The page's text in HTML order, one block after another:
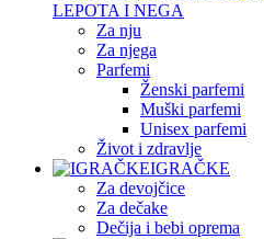
LEPOTA I NEGA
Za nju
Za njega
Parfemi
Ženski parfemi
Muški parfemi
Unisex parfemi
Život i zdravlje
IGRAČKE
Za devojčice
Za dečake
Dečija i bebi oprema